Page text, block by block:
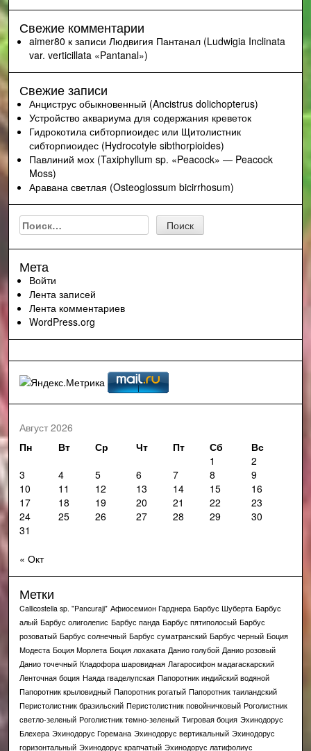
Свежие комментарии
aimer80 к записи Людвигия Пантанал (Ludwigia Inclinata
var. verticillata «Pantanal»)
Свежие записи
Анциструс обыкновенный (Ancistrus dolichopterus)
Устройство аквариума для содержания креветок
Гидрокотила сибторпиоидес или Щитолистник
сибторпиоидес (Hydrocotyle sibthorpioides)
Павлиний мох (Taxiphyllum sp. «Peacock» — Peacock
Moss)
Аравана светлая (Osteoglossum bicirrhosum)
Найти:
Мета
Войти
Лента записей
Лента комментариев
WordPress.org
Август 2026
Пн
Вт Ср Чт Пт Сб
Вс
1
2
3
4 5 6 7 8
9
10
11 12 13 14 15
16
17
18 19 20 21 22
23
24
25 26 27 28 29
30
31
« Окт
Метки
Callicostella sp. "Pancuraji" Афиосемион Гарднера Барбус Шуберта Барбус
алый Барбус олиголепис Барбус панда Барбус пятиполосый Барбус
розоватый Барбус солнечный Барбус суматранский Барбус черный Боция
Модеста Боция Морлета Боция лохаката Данио голубой Данио розовый
Данио точечный Кладофора шаровидная Лагаросифон мадагаскарский
Ленточная боция Наяда гваделупская Папоротник индийский водяной
Папоротник крыловидный Папоротник рогатый Папоротник таиландский
Перистолистник бразильский Перистолистник повойничковый Роголистник
светло-зеленый Роголистник темно-зеленый Тигровая боция Эхинодорус
Блехера Эхинодорус Горемана Эхинодорус вертикальный Эхинодорус
горизонтальный Эхинодорус крапчатый Эхинодорус латифолиус